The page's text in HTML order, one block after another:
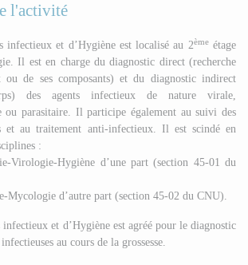
l'activité
infectieux et d’Hygiène est localisé au 2èmeétage
Il est en charge du diagnostic direct (recherche
ou de ses composants) et du diagnostic indirect
des agents infectieux de nature virale,
ou parasitaire. Il participe également au suivi des
et au traitement anti-infectieux. Il est scindé en
:
Virologie-Hygiène d’une part (section 45-01 du
Mycologie d’autre part (section 45-02 du CNU).
infectieux et d’Hygiène est agréé pour le diagnostic
au cours de la grossesse.